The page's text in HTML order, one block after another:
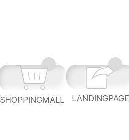
SHOPPINGMALL LANDINGPAGE